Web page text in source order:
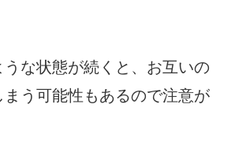
うな状態が続くと、お互いの
う可能性もあるので注意が